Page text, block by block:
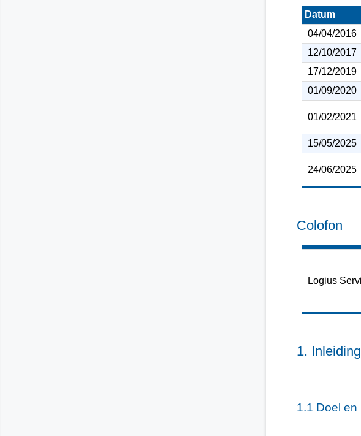
Datum
04/04/2016
12/10/2017
17/12/2019
01/09/2020
01/02/2021
15/05/2025
24/06/2025
Colofon
Logius
1. Inleiding
1.1 Doel en